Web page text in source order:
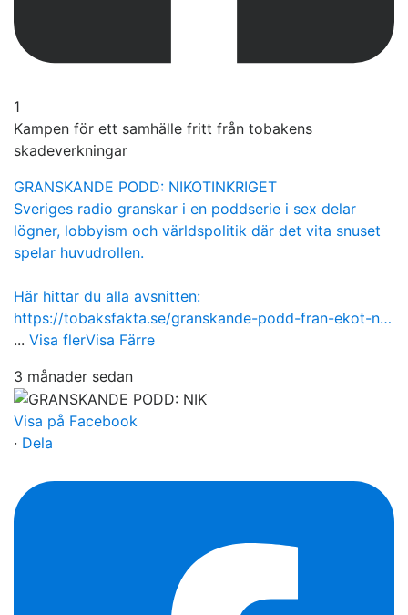
1
Kampen för ett samhälle fritt från tobakens
skadeverkningar
GRANSKANDE PODD: NIKOTINKRIGET
Sveriges radio granskar i en poddserie i sex delar
lögner, lobbyism och världspolitik där det vita snuset
spelar huvudrollen.
Här hittar du alla avsnitten:
https://tobaksfakta.se/granskande-podd-fran-ekot-n…
... Visa flerVisa Färre
3 månader sedan
Visa på Facebook
· Dela